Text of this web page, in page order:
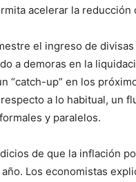
acelerar la reducción
el ingreso de
a demoras en la
“catch-up” en los
a lo habitual, un
y paralelos.
de que la inflación
Los economistas